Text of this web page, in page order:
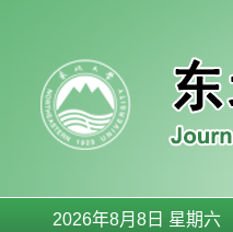
2026年8月8日 星期六